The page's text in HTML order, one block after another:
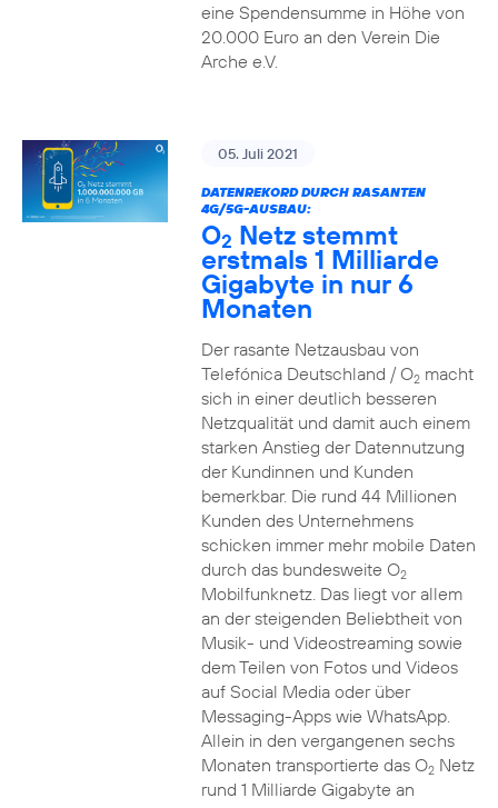
eine Spendensumme in Höhe von
20.000 Euro an den Verein Die
Arche e.V.
05. Juli 2021
DATENREKORD DURCH RASANTEN
4G/5G-AUSBAU:
O2 Netz stemmt
erstmals 1 Milliarde
Gigabyte in nur 6
Monaten
Der rasante Netzausbau von
Telefónica Deutschland / O2macht
sich in einer deutlich besseren
Netzqualität und damit auch einem
starken Anstieg der Datennutzung
der Kundinnen und Kunden
bemerkbar. Die rund 44 Millionen
Kunden des Unternehmens
schicken immer mehr mobile Daten
durch das bundesweite O2
Mobilfunknetz. Das liegt vor allem
an der steigenden Beliebtheit von
Musik- und Videostreaming sowie
dem Teilen von Fotos und Videos
auf Social Media oder über
Messaging-Apps wie WhatsApp.
Allein in den vergangenen sechs
Monaten transportierte das O2Netz
rund 1 Milliarde Gigabyte an